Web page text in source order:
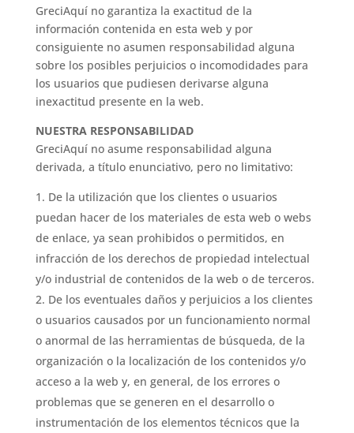
GreciAquí no garantiza la exactitud de la
información contenida en esta web y por
consiguiente no asumen responsabilidad alguna
sobre los posibles perjuicios o incomodidades para
los usuarios que pudiesen derivarse alguna
inexactitud presente en la web.
NUESTRA RESPONSABILIDAD
GreciAquí no asume responsabilidad alguna
derivada, a título enunciativo, pero no limitativo:
De la utilización que los clientes o usuarios
puedan hacer de los materiales de esta web o webs
de enlace, ya sean prohibidos o permitidos, en
infracción de los derechos de propiedad intelectual
y/o industrial de contenidos de la web o de terceros.
De los eventuales daños y perjuicios a los clientes
o usuarios causados por un funcionamiento normal
o anormal de las herramientas de búsqueda, de la
organización o la localización de los contenidos y/o
acceso a la web y, en general, de los errores o
problemas que se generen en el desarrollo o
instrumentación de los elementos técnicos que la